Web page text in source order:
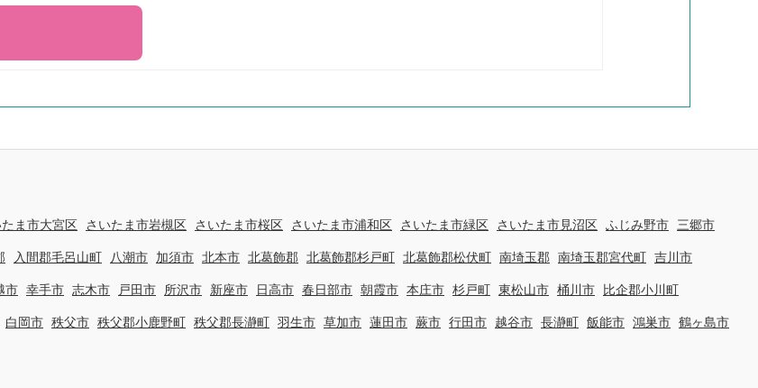
ま市大宮区 さいたま市岩槻区 さいたま市桜区 さいたま市浦和区 さいたま市緑区 さいたま市見沼区 ふじみ野市 三郷市
入間郡毛呂山町 八潮市 加須市 北本市 北葛飾郡 北葛飾郡杉戸町 北葛飾郡松伏町 南埼玉郡 南埼玉郡宮代町 吉川市
市 幸手市 志木市 戸田市 所沢市 新座市 日高市 春日部市 朝霞市 本庄市 杉戸町 東松山市 桶川市 比企郡小川町
白岡市 秩父市 秩父郡小鹿野町 秩父郡長瀞町 羽生市 草加市 蓮田市 蕨市 行田市 越谷市 長瀞町 飯能市 鴻巣市 鶴ヶ島市